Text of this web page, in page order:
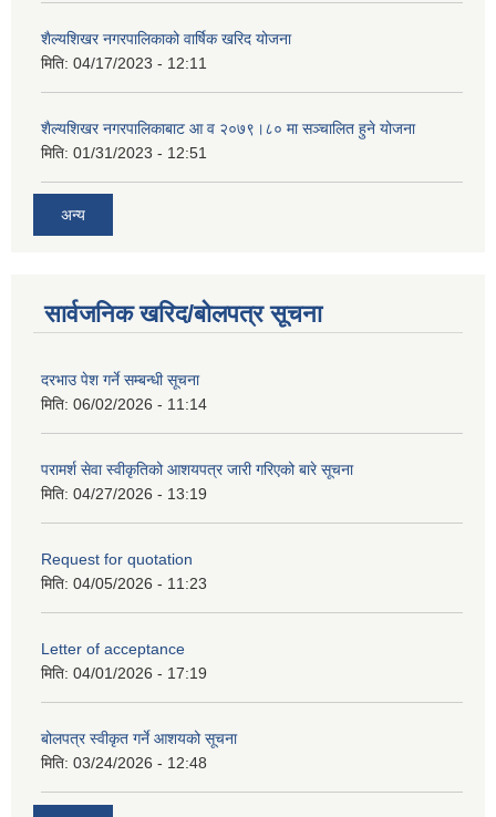
शैल्यशिखर नगरपालिकाको वार्षिक खरिद योजना
मिति: 04/17/2023 - 12:11
शैल्यशिखर नगरपालिकाबाट आ व २०७९।८० मा सञ्चालित हुने योजना
मिति: 01/31/2023 - 12:51
अन्य
सार्वजनिक खरिद/बोलपत्र सूचना
दरभाउ पेश गर्ने सम्बन्धी सूचना
मिति: 06/02/2026 - 11:14
परामर्श सेवा स्वीकृतिको आशयपत्र जारी गरिएको बारे सूचना
मिति: 04/27/2026 - 13:19
Request for quotation
मिति: 04/05/2026 - 11:23
Letter of acceptance
मिति: 04/01/2026 - 17:19
बोलपत्र स्वीकृत गर्ने आशयको सूचना
मिति: 03/24/2026 - 12:48